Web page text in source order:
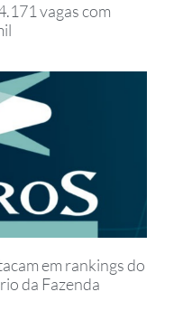
vagas com
em rankings do
da Fazenda